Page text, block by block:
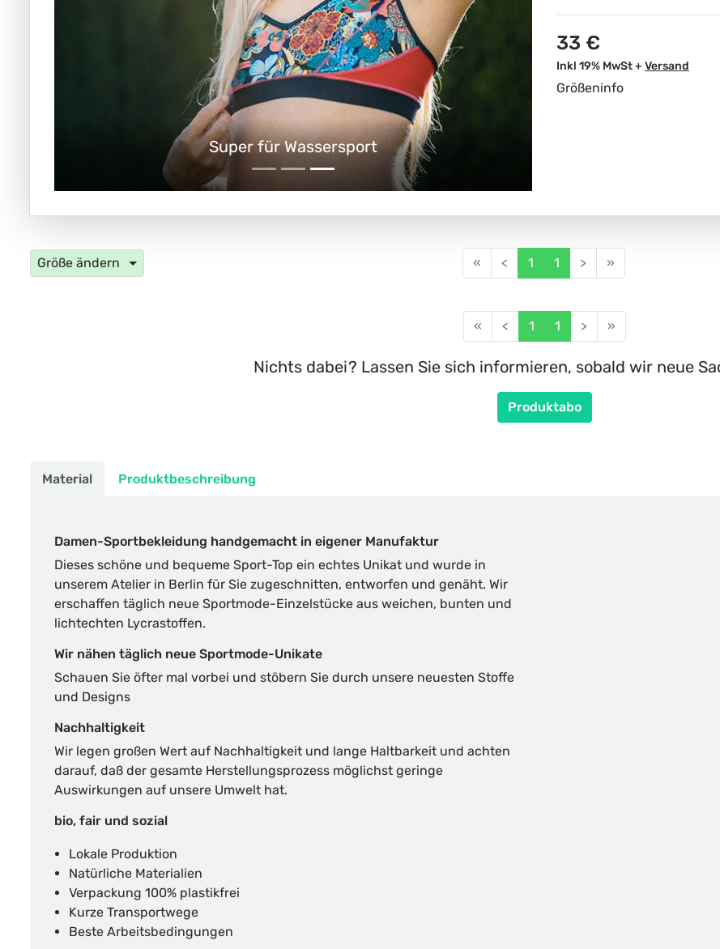
Super für Wassersport
33 €
Inkl 19% MwSt + Versand
Größeninfo
Größe ändern « < 1 1 > »
« < 1 1 > »
Nichts dabei? Lassen Sie sich informieren, sobald wir neue
Produktabo
Material Produktbeschreibung
Damen-Sportbekleidung handgemacht in eigener Manufaktur
Dieses schöne und bequeme Sport-Top ein echtes Unikat und wurde in
unserem Atelier in Berlin für Sie zugeschnitten, entworfen und genäht. Wir
erschaffen täglich neue Sportmode-Einzelstücke aus weichen, bunten und
lichtechten Lycrastoffen.
Wir nähen täglich neue Sportmode-Unikate
Schauen Sie öfter mal vorbei und stöbern Sie durch unsere neuesten Stoffe
und Designs
Nachhaltigkeit
Wir legen großen Wert auf Nachhaltigkeit und lange Haltbarkeit und achten
darauf, daß der gesamte Herstellungsprozess möglichst geringe
Auswirkungen auf unsere Umwelt hat.
bio, fair und sozial
Lokale Produktion
Natürliche Materialien
Verpackung 100% plastikfrei
Kurze Transportwege
Beste Arbeitsbedingungen